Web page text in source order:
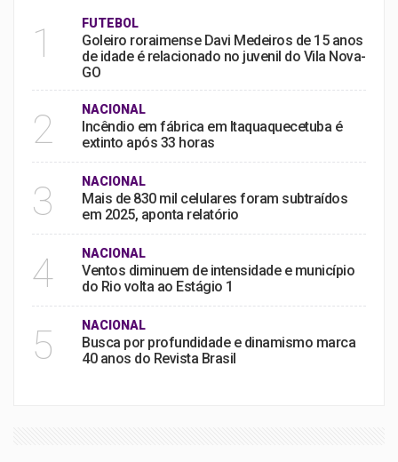
1 FUTEBOL
Goleiro roraimense Davi Medeiros de 15 anos
de idade é relacionado no juvenil do Vila Nova-
GO
2 NACIONAL
Incêndio em fábrica em Itaquaquecetuba é
extinto após 33 horas
3 NACIONAL
Mais de 830 mil celulares foram subtraídos
em 2025, aponta relatório
4 NACIONAL
Ventos diminuem de intensidade e município
do Rio volta ao Estágio 1
5 NACIONAL
Busca por profundidade e dinamismo marca
40 anos do Revista Brasil